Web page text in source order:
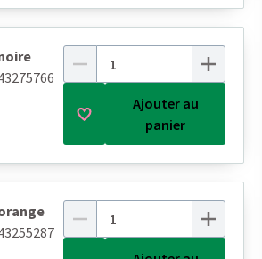
Ajouter au
panier